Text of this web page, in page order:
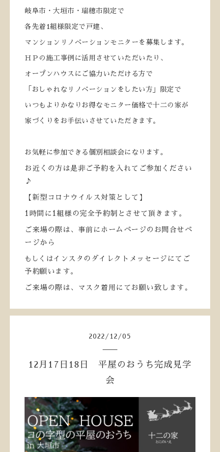
岐阜市・大垣市・瑞穂市限定で
各先着 1 組様限定で戸建、
マンションリノベーションモニターを募集します。
ＨＰの施工事例に活用させていただいたり、
オープンハウスにご協力いただける方で
「おしゃれなリノベーションをしたい方」限定で
いつもよりかなりお得なモニター価格で十二の家が
家づくりをお手伝いさせていただきます。
お気軽に参加できる個別相談会になります。
お近くの方は是非ご予約を入れてご参加ください
♪
【新型コロナウイルス対策として】
1 時間に 1 組様の完全予約制とさせて頂きます。
ご来場の際は、事前にホームページのお問合せペ
ージから
もしくは インスタのダイレクトメッセージにてご
予約願います。
ご来場の際は、マスク着用にてお願い致します。
2022 / 12 /05
12月17日18日 平屋のおうち完成見学
会